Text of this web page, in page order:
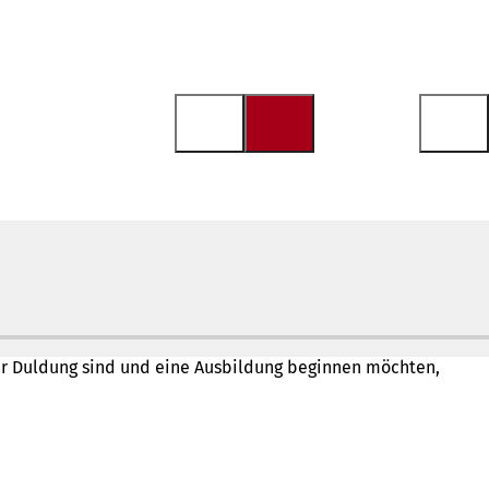
sind und eine Ausbildung beginnen möchten,